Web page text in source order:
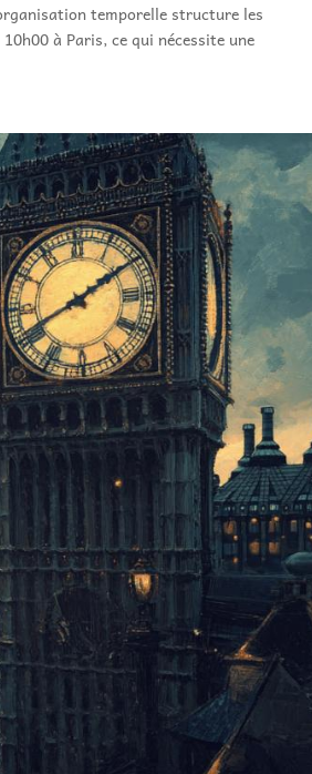
temporelle structure les
à Paris, ce qui nécessite une